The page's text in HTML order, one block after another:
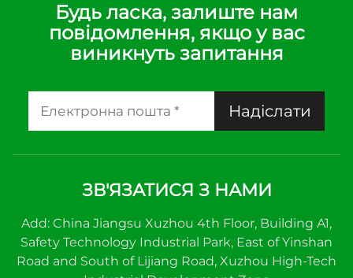
Будь ласка, залиште нам
повідомлення, якщо у вас
виникнуть запитання
Надіслати
ЗВ'ЯЗАТИСЯ З НАМИ
Add: China Jiangsu Xuzhou 4th Floor, Building A1,
Safety Technology Industrial Park, East of Yinshan
Road and South of Lijiang Road, Xuzhou High-Tech